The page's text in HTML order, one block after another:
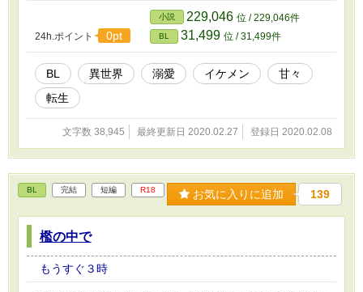
24h.ポイント 0pt
小説 229,046 位 / 229,046件
BL 31,499 位 / 31,499件
BL 異世界 溺愛 イケメン
甘々
転生
文字数 38,945 最終更新日 2020.02.27 登録日 2020.02.08
BL 完結 短編 R18 お気に入りに追加 139
檻の中で
もうすぐ３時